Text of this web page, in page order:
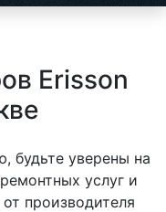
Erisson
будьте уверены на
услуг и
производителя